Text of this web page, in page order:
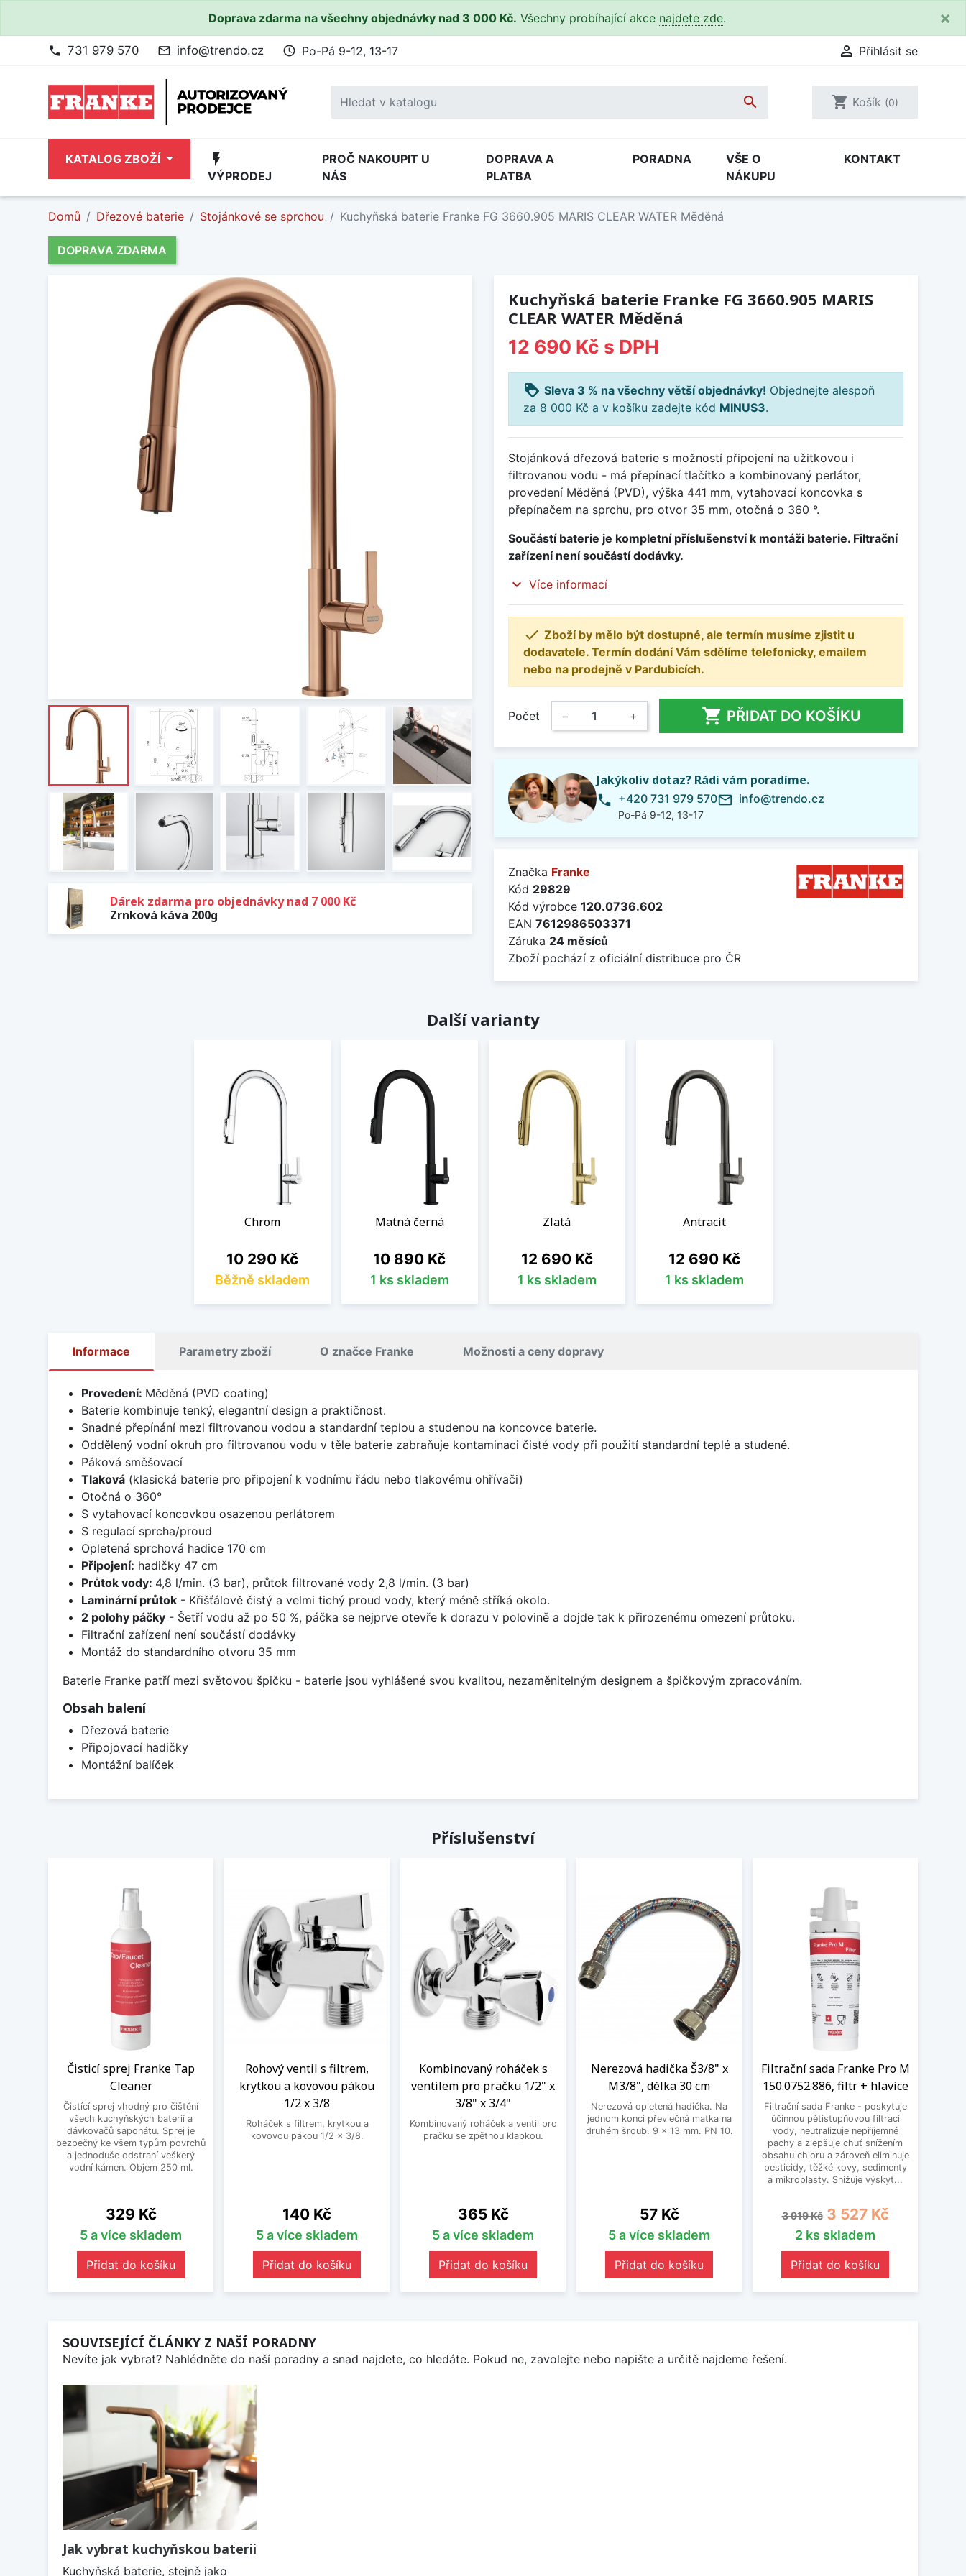
Doprava zdarma na všechny objednávky nad 3 000 Kč. Všechny probíhající akce najdete zde. ×
phone 731 979 570 mail_outline info@trendo.cz access_time Po-Pá 9-12, 13-17  Přihlásit se
 shopping_cart Košík (0)
KATALOG ZBOŽÍ flash_on
VÝPRODEJ
PROČ NAKOUPIT U
NÁS
DOPRAVA A
PLATBA
PORADNA
VŠE O
NÁKUPU
KONTAKT
Domů Dřezové baterie Stojánkové se sprchou Kuchyňská baterie Franke FG 3660.905 MARIS CLEAR WATER Měděná
DOPRAVA ZDARMA
Dárek zdarma pro objednávky nad 7 000 Kč
Zrnková káva 200g
Kuchyňská baterie Franke FG 3660.905 MARIS
CLEAR WATER Měděná
12 690 Kč s DPH
loyalty Sleva 3 % na všechny větší objednávky! Objednejte alespoň
za 8 000 Kč a v košíku zadejte kód MINUS3.
Stojánková dřezová baterie s možností připojení na užitkovou i
filtrovanou vodu - má přepínací tlačítko a kombinovaný perlátor,
provedení Měděná (PVD), výška 441 mm, vytahovací koncovka s
přepínačem na sprchu, pro otvor 35 mm, otočná o 360 °.
Součástí baterie je kompletní příslušenství k montáži baterie. Filtrační
zařízení není součástí dodávky.
expand_more Více informací
 Zboží by mělo být dostupné, ale termín musíme zjistit u
dodavatele. Termín dodání Vám sdělíme telefonicky, emailem
nebo na prodejně v Pardubicích.
Počet − +  PŘIDAT DO KOŠÍKU
Jakýkoliv dotaz? Rádi vám poradíme.
phone +420 731 979 570
Po-Pá 9-12, 13-17
mail_outline info@trendo.cz
Značka Franke
Kód 29829
Kód výrobce 120.0736.602
EAN 7612986503371
Záruka 24 měsíců
Zboží pochází z oficiální distribuce pro ČR
Další varianty
Chrom
Cena
10 290 Kč
Běžně skladem
Matná černá
Cena
10 890 Kč
1 ks skladem
Zlatá
Cena
12 690 Kč
1 ks skladem
Antracit
Cena
12 690 Kč
1 ks skladem
Informace Parametry zboží O značce Franke Možnosti a ceny dopravy
Provedení: Měděná (PVD coating)
Baterie kombinuje tenký, elegantní design a praktičnost.
Snadné přepínání mezi filtrovanou vodou a standardní teplou a studenou na koncovce baterie.
Oddělený vodní okruh pro filtrovanou vodu v těle baterie zabraňuje kontaminaci čisté vody při použití standardní teplé a studené.
Páková směšovací
Tlaková(klasická baterie pro připojení k vodnímu řádu nebo tlakovému ohřívači)
Otočná o 360°
S vytahovací koncovkou osazenou perlátorem
S regulací sprcha/proud
Opletená sprchová hadice 170 cm
Připojení: hadičky 47 cm
Průtok vody: 4,8 l/min. (3 bar), průtok filtrované vody 2,8 l/min. (3 bar)
Laminární průtok- Křišťálově čistý a velmi tichý proud vody, který méně stříká okolo.
2 polohy páčky- Šetří vodu až po 50 %, páčka se nejprve otevře k dorazu v polovině a dojde tak k přirozenému omezení průtoku.
Filtrační zařízení není součástí dodávky
Montáž do standardního otvoru 35 mm
Baterie Franke patří mezi světovou špičku - baterie jsou vyhlášené svou kvalitou, nezaměnitelným designem a špičkovým zpracováním.
Obsah balení
Dřezová baterie
Připojovací hadičky
Montážní balíček
Příslušenství
Čisticí sprej Franke Tap
Cleaner
Čistící sprej vhodný pro čištění
všech kuchyňských baterií a
dávkovačů saponátu. Sprej je
bezpečný ke všem typům povrchů
a jednoduše odstraní veškerý
vodní kámen. Objem 250 ml.
Cena
329 Kč
5 a více skladem
Přidat do košíku
Rohový ventil s filtrem,
krytkou a kovovou pákou
1/2 x 3/8
Roháček s filtrem, krytkou a
kovovou pákou 1/2 x 3/8.
Cena
140 Kč
5 a více skladem
Přidat do košíku
Kombinovaný roháček s
ventilem pro pračku 1/2" x
3/8" x 3/4"
Kombinovaný roháček a ventil pro
pračku se zpětnou klapkou.
Cena
365 Kč
5 a více skladem
Přidat do košíku
Nerezová hadička Š3/8" x
M3/8", délka 30 cm
Nerezová opletená hadička. Na
jednom konci převlečná matka na
druhém šroub. 9 x 13 mm. PN 10.
Cena
57 Kč
5 a více skladem
Přidat do košíku
Filtrační sada Franke Pro M
150.0752.886, filtr + hlavice
Filtrační sada Franke - poskytuje
účinnou pětistupňovou filtraci
vody, neutralizuje nepříjemné
pachy a zlepšuje chuť snížením
obsahu chloru a zároveň eliminuje
pesticidy, těžké kovy, sedimenty
a mikroplasty. Snižuje výskyt...
Běžná cena
3 919 Kč Cena
3 527 Kč
2 ks skladem
Přidat do košíku
SOUVISEJÍCÍ ČLÁNKY Z NAŠÍ PORADNY
Nevíte jak vybrat? Nahlédněte do naší poradny a snad najdete, co hledáte. Pokud ne, zavolejte nebo napište a určitě najdeme řešení.
Jak vybrat kuchyňskou baterii
Kuchyňská baterie, stejně jako